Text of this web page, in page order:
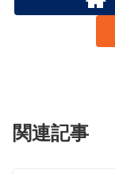
関連記事